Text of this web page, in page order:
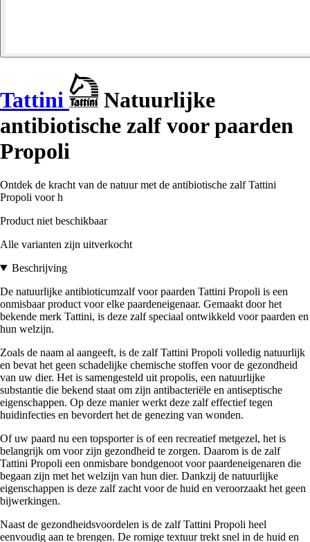
Tattini
Natuurlijke
antibiotische zalf voor paarden
Propoli
Ontdek de kracht van de natuur met de antibiotische zalf Tattini
Propoli voor h
Product niet beschikbaar
Alle varianten zijn uitverkocht
Beschrijving
De natuurlijke antibioticumzalf voor paarden Tattini Propoli is een
onmisbaar product voor elke paardeneigenaar. Gemaakt door het
bekende merk Tattini, is deze zalf speciaal ontwikkeld voor paarden en
hun welzijn.
Zoals de naam al aangeeft, is de zalf Tattini Propoli volledig natuurlijk
en bevat het geen schadelijke chemische stoffen voor de gezondheid
van uw dier. Het is samengesteld uit propolis, een natuurlijke
substantie die bekend staat om zijn antibacteriële en antiseptische
eigenschappen. Op deze manier werkt deze zalf effectief tegen
huidinfecties en bevordert het de genezing van wonden.
Of uw paard nu een topsporter is of een recreatief metgezel, het is
belangrijk om voor zijn gezondheid te zorgen. Daarom is de zalf
Tattini Propoli een onmisbare bondgenoot voor paardeneigenaren die
begaan zijn met het welzijn van hun dier. Dankzij de natuurlijke
eigenschappen is deze zalf zacht voor de huid en veroorzaakt het geen
bijwerkingen.
Naast de gezondheidsvoordelen is de zalf Tattini Propoli heel
eenvoudig aan te brengen. De romige textuur trekt snel in de huid en